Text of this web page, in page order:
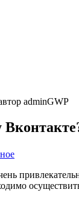
adminGWP